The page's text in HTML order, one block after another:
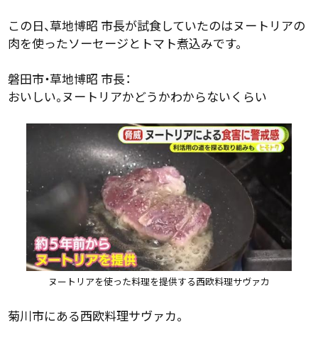
この日、草地博昭 市長が試食していたのはヌートリアの
肉を使ったソーセージとトマト煮込みです。
磐田市・草地博昭 市長：
おいしい。ヌートリアかどうかわからないくらい
ヌートリアを使った料理を提供する西欧料理サヴァカ
菊川市にある西欧料理サヴァカ。